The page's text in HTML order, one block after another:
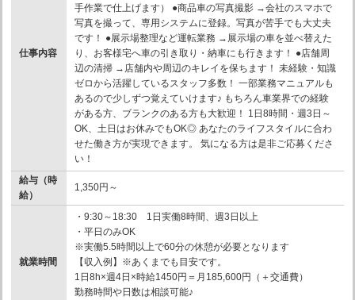
仕事内容
手作業で仕上げます） ●商品車の写真撮影 →会社のスマホで
写真を撮って、専用システムに登録。写真が苦手でも大丈夫
です！ ●展示場整理など運転業務 →展示場の車を並べ替えた
り、お客様宅へ車の引き取り・納車にも行きます！ ●店舗周
辺の清掃 →店舗内や周辺のキレイを保ちます！ 未経験・知識
ゼロから活躍しているスタッフ多数！ 一部業務マニュアルも
あるので少しずつ覚えていけます♪ もちろん車業界での経験
がある方、ブランクのある方も大歓迎！ 1日8時間・週3日～
OK、土日はお休みでもOK◎ あなたのライフスタイルに合わ
せた働き方が実現できます。 気になる方は是非ご応募くださ
い！
給与（時
給）
1,350円～
就業時間
・9:30～18:30 1日実働8時間、週3日以上
・平日のみOK
※実働5.5時間以上で60分の休憩が必要となります
【収入例】※あくまでも目安です。
1日8h×週4日×時給1450円＝月185,600円（＋交通費）
勤務時間や日数は相談可能♪